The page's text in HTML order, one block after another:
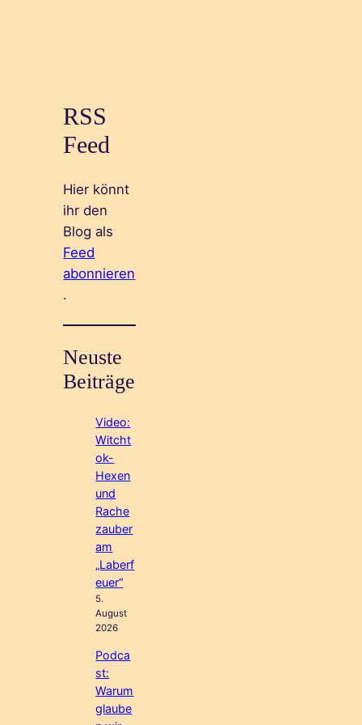
RSS
Feed
Hier könnt
ihr den
Blog als
Feed
abonnieren
.
Neuste
Beiträge
Video:
Witcht
ok-
Hexen
und
Rache
zauber
am
„Laberf
euer“
5.
August
2026
Podca
st:
Warum
glaube